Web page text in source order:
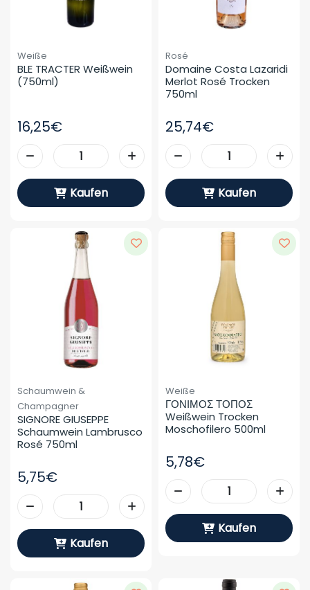
Weiße
BLE TRACTER Weißwein
(750ml)
16,25€
Kaufen
Rosé
Domaine Costa Lazaridi
Merlot Rosé Trocken
750ml
25,74€
Kaufen
Schaumwein &
Champagner
SIGNORE GIUSEPPE
Schaumwein Lambrusco
Rosé 750ml
5,75€
Kaufen
Weiße
ΓΟΝΙΜΟΣ ΤΟΠΟΣ
Weißwein Trocken
Moschofilero 500ml
5,78€
Kaufen